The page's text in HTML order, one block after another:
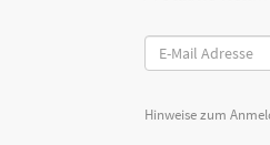
Hinweise zum